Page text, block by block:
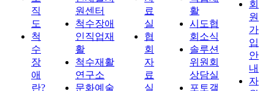
직
도
척
수
장
애
란?
원센터
척수장애
인직업재
활
척수재활
연구소
문화예술
료
실
협
회
자
료
실
활
시도협
회소식
솔루션
위원회
상담실
포토갤
회
원
가
입
안
내
자